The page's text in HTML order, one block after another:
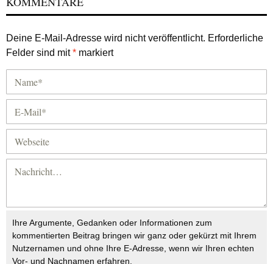
Deine E-Mail-Adresse wird nicht veröffentlicht. Erforderliche
Felder sind mit* markiert
Ihre Argumente, Gedanken oder Informationen zum
kommentierten Beitrag bringen wir ganz oder gekürzt mit Ihrem
Nutzernamen und ohne Ihre E-Adresse, wenn wir Ihren echten
Vor- und Nachnamen erfahren.